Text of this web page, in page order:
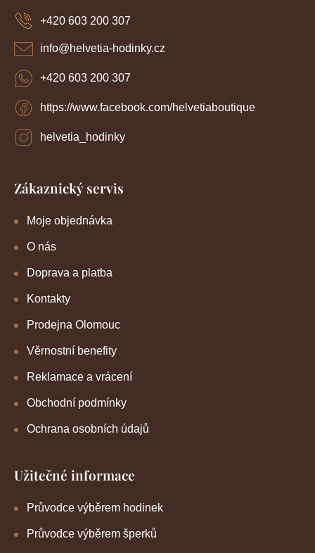
k
i
info@helvetia-hodinky.cz
+420 603 200 307
https://www.facebook.com/helvetiaboutique
helvetia_hodinky
+420 603 200 307
Zákaznický servis
Moje objednávka
O nás
Doprava a platba
Kontakty
Prodejna Olomouc
Věrnostní benefity
Reklamace a vrácení
Obchodní podmínky
Ochrana osobních údajů
Užitečné informace
Průvodce výběrem hodinek
Průvodce výběrem šperků